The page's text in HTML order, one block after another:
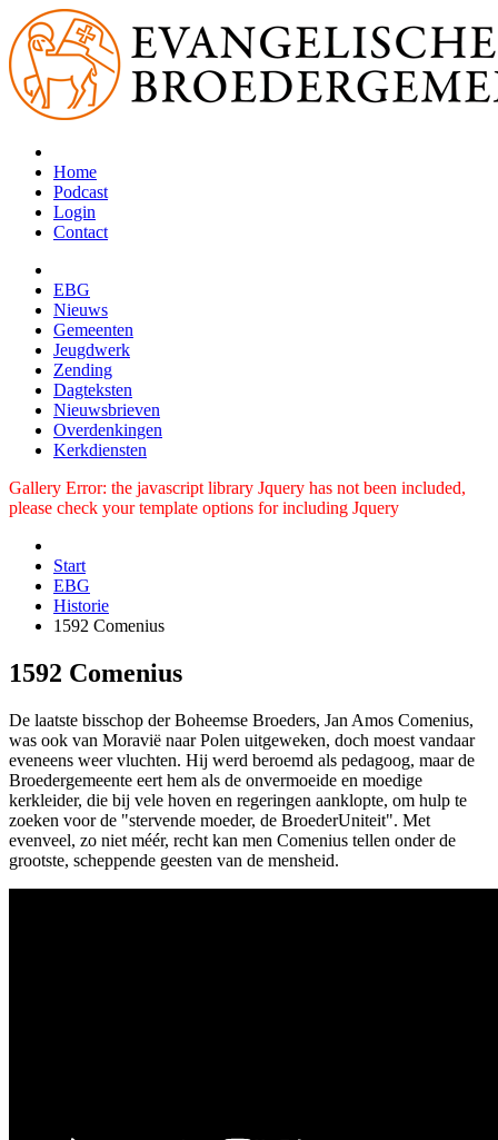
Home
Podcast
Login
Contact
EBG
Nieuws
Gemeenten
Jeugdwerk
Zending
Dagteksten
Nieuwsbrieven
Overdenkingen
Kerkdiensten
Gallery Error: the javascript library Jquery has not been included,
please check your template options for including Jquery
Start
EBG
Historie
1592 Comenius
1592 Comenius
De laatste bisschop der Boheemse Broeders, Jan Amos Comenius,
was ook van Moravië naar Polen uitgeweken, doch moest vandaar
eveneens weer vluchten. Hij werd beroemd als pedagoog, maar de
Broedergemeente eert hem als de onvermoeide en moedige
kerkleider, die bij vele hoven en regeringen aanklopte, om hulp te
zoeken voor de "stervende moeder, de BroederUniteit". Met
evenveel, zo niet méér, recht kan men Comenius tellen onder de
grootste, scheppende geesten van de mensheid.